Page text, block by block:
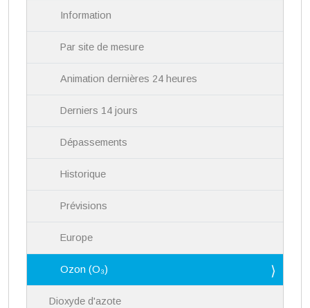
Information
Par site de mesure
Animation dernières 24 heures
Derniers 14 jours
Dépassements
Historique
Prévisions
Europe
Ozon (O₃)
Dioxyde d'azote